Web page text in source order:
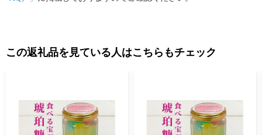
この返礼品を見ている人はこちらもチェック